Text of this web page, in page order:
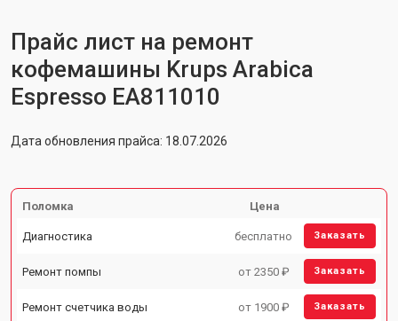
Прайс лист на ремонт
кофемашины Krups Arabica
Espresso EA811010
Дата обновления прайса: 18.07.2026
Поломка Цена
Диагностика бесплатно Заказать
Ремонт помпы от 2350 ₽ Заказать
Ремонт счетчика воды от 1900 ₽ Заказать